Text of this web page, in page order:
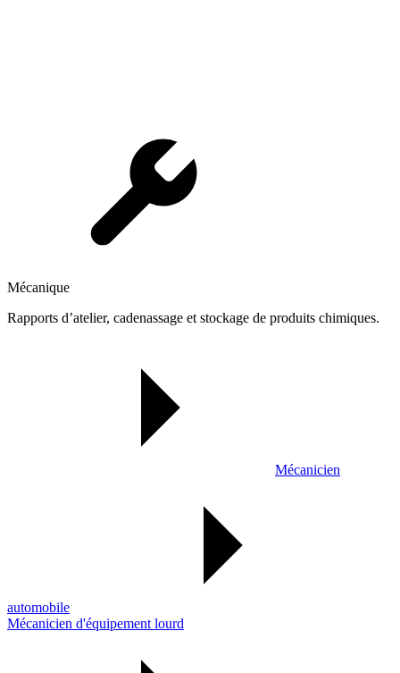
Mécanique
Rapports d’atelier, cadenassage et stockage de produits chimiques.
Mécanicien
automobile
Mécanicien d'équipement lourd